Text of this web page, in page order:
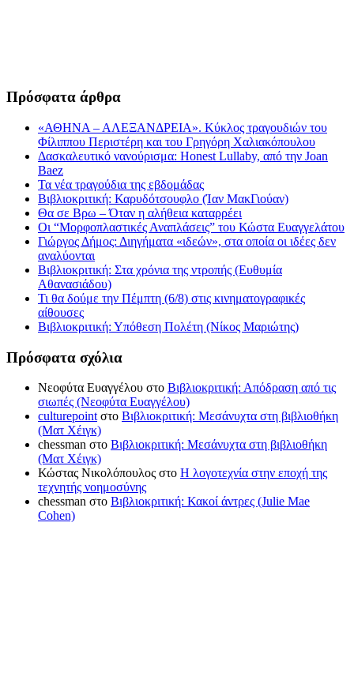
Πρόσφατα άρθρα
«ΑΘΗΝΑ – ΑΛΕΞΑΝΔΡΕΙΑ». Κύκλος τραγουδιών του
Φίλιππου Περιστέρη και του Γρηγόρη Χαλιακόπουλου
Δασκαλευτικό νανούρισμα: Honest Lullaby, από την Joan
Baez
Τα νέα τραγούδια της εβδομάδας
Βιβλιοκριτική: Καρυδότσουφλο (Ίαν ΜακΓιούαν)
Θα σε Βρω – Όταν η αλήθεια καταρρέει
Οι “Μορφοπλαστικές Αναπλάσεις” του Κώστα Ευαγγελάτου
Γιώργος Δήμος: Διηγήματα «ιδεών», στα οποία οι ιδέες δεν
αναλύονται
Βιβλιοκριτική: Στα χρόνια της ντροπής (Ευθυμία
Αθανασιάδου)
Τι θα δούμε την Πέμπτη (6/8) στις κινηματογραφικές
αίθουσες
Βιβλιοκριτική: Υπόθεση Πολέτη (Νίκος Μαριώτης)
Πρόσφατα σχόλια
Νεοφύτα Ευαγγέλου στο Βιβλιοκριτική: Απόδραση από τις
σιωπές (Νεοφύτα Ευαγγέλου)
culturepointστο Βιβλιοκριτική: Μεσάνυχτα στη βιβλιοθήκη
(Ματ Χέιγκ)
chessman στο Βιβλιοκριτική: Μεσάνυχτα στη βιβλιοθήκη
(Ματ Χέιγκ)
Κώστας Νικολόπουλος στο Η λογοτεχνία στην εποχή της
τεχνητής νοημοσύνης
chessman στο Βιβλιοκριτική: Κακοί άντρες (Julie Mae
Cohen)